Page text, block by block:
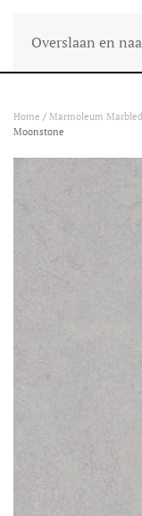
Overslaan en
Home / Marmoleum Marbled
Moonstone